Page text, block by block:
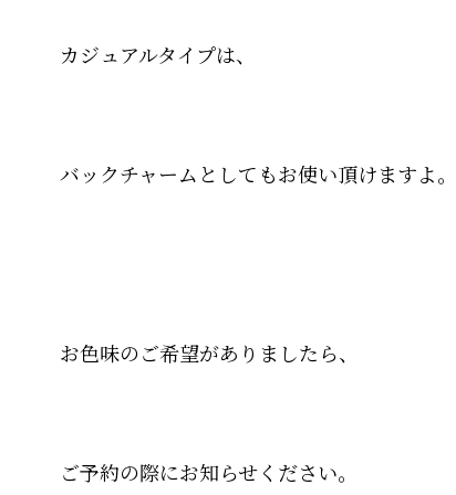
カジュアルタイプは、
バックチャームとしてもお使い頂けますよ。
お色味のご希望がありましたら、
ご予約の際にお知らせください。